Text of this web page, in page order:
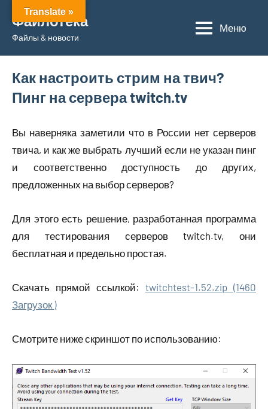
Перейти
содержимому
Файлотека
Файлы & новости
Меню
Как настроить стрим на твич?
Пинг на сервера twitch.tv
Вы наверняка заметили что в России нет серверов
твича, и как же выбрать лучший если не указан пинг
и соответственно доступность до других,
предложенных на выбор серверов?
Для этого есть решение, разработанная программа
для тестирования серверов twitch.tv, они
бесплатная и предельно простая.
Скачать прямой ссылкой: twitchtest-1.52.zip (1460
Загрузок )
Смотрите ниже скриншот по использованию:
Translate »